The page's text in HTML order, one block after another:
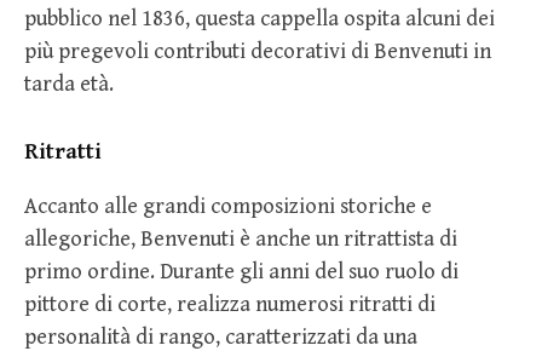
pubblico nel 1836, questa cappella ospita alcuni dei
più pregevoli contributi decorativi di Benvenuti in
tarda età.
Ritratti
Accanto alle grandi composizioni storiche e
allegoriche, Benvenuti è anche un ritrattista di
primo ordine. Durante gli anni del suo ruolo di
pittore di corte, realizza numerosi ritratti di
personalità di rango, caratterizzati da una